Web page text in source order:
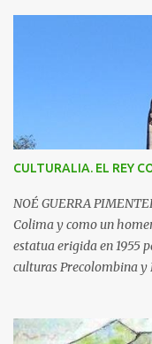
n
o
s
CULTURALIA. EL REY
NOÉ GUERRA
Colima y como un
estatua erigida en 1955
culturas Precolombina y
de México. El